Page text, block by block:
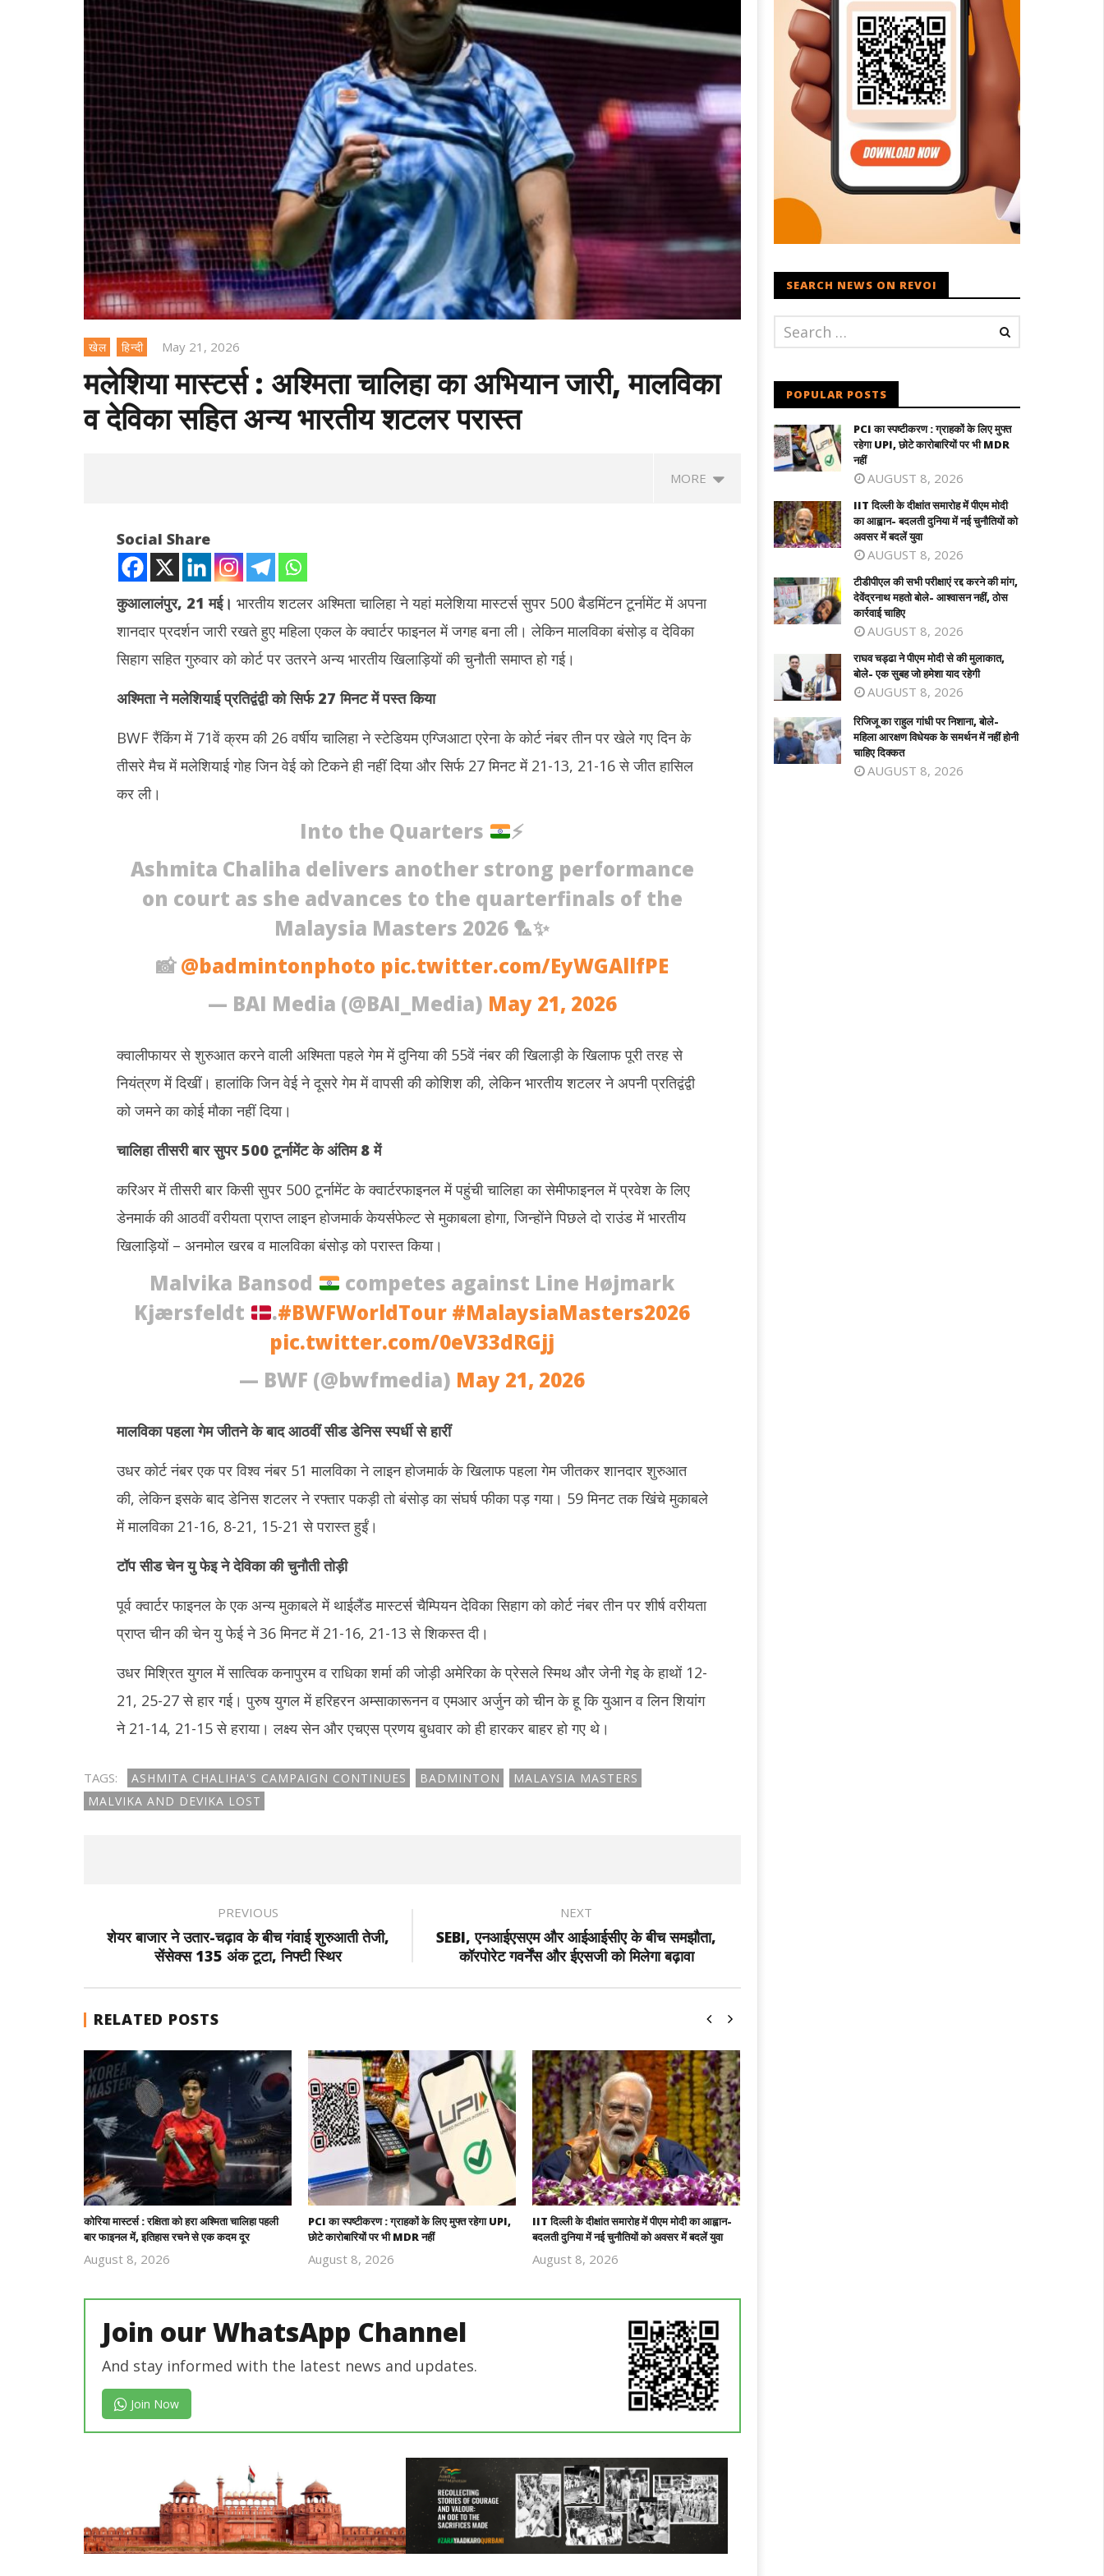
खेल हिन्दी May 21, 2026
मलेशिया मास्टर्स : अश्मिता चालिहा का अभियान जारी, मालविका
व देविका सहित अन्य भारतीय शटलर परास्त
MORE
NOW VIEWING
जारी, मालविका व देविका सहित अन्य भारतीय
May
2026
पहली बार फाइनल में, इतिहास रचने से एक कदम
May
2026
21,
IIT दिल्ली के दीक्षांत समारोह में पीएम मोदी का
आह्वान- बदलती दुनिया में नई चुनौतियों को अवसर
टीडीपीएल की सभी परीक्षाएं रद्द करने की मांग,
देवेंद्रनाथ महतो बोले- आश्वासन नहीं, ठोस
May
2026
Social Share
कुआलालंपुर, 21 मई। भारतीय शटलर अश्मिता चालिहा ने यहां मलेशिया मास्टर्स सुपर 500 बैडमिंटन टूर्नामेंट में अपना
शानदार प्रदर्शन जारी रखते हुए महिला एकल के क्वार्टर फाइनल में जगह बना ली। लेकिन मालविका बंसोड़ व देविका
सिहाग सहित गुरुवार को कोर्ट पर उतरने अन्य भारतीय खिलाड़ियों की चुनौती समाप्त हो गई।
अश्मिता ने मलेशियाई प्रतिद्वंद्वी को सिर्फ 27 मिनट में पस्त किया
BWF रैंकिंग में 71वें क्रम की 26 वर्षीय चालिहा ने स्टेडियम एग्जिआटा एरेना के कोर्ट नंबर तीन पर खेले गए दिन के
तीसरे मैच में मलेशियाई गोह जिन वेई को टिकने ही नहीं दिया और सिर्फ 27 मिनट में 21-13, 21-16 से जीत हासिल
कर ली।
Into the Quarters
⚡
Ashmita Chaliha delivers another strong performance
on court as she advances to the quarterfinals of the
Malaysia Masters 2026 🏸✨
📸@badmintonphoto pic.twitter.com/EyWGAllfPE
— BAI Media (@BAI_Media) May 21, 2026
क्वालीफायर से शुरुआत करने वाली अश्मिता पहले गेम में दुनिया की 55वें नंबर की खिलाड़ी के खिलाफ पूरी तरह से
नियंत्रण में दिखीं। हालांकि जिन वेई ने दूसरे गेम में वापसी की कोशिश की, लेकिन भारतीय शटलर ने अपनी प्रतिद्वंद्वी
को जमने का कोई मौका नहीं दिया।
चालिहा तीसरी बार सुपर 500 टूर्नामेंट के अंतिम 8 में
करिअर में तीसरी बार किसी सुपर 500 टूर्नामेंट के क्वार्टरफाइनल में पहुंची चालिहा का सेमीफाइनल में प्रवेश के लिए
डेनमार्क की आठवीं वरीयता प्राप्त लाइन होजमार्क केयर्सफेल्ट से मुकाबला होगा, जिन्होंने पिछले दो राउंड में भारतीय
खिलाड़ियों – अनमोल खरब व मालविका बंसोड़ को परास्त किया।
Malvika Bansod
competes against Line Højmark
Kjærsfeldt
.#BWFWorldTour #MalaysiaMasters2026
pic.twitter.com/0eV33dRGjj
— BWF (@bwfmedia) May 21, 2026
मालविका पहला गेम जीतने के बाद आठवीं सीड डेनिस स्पर्धी से हारीं
उधर कोर्ट नंबर एक पर विश्व नंबर 51 मालविका ने लाइन होजमार्क के खिलाफ पहला गेम जीतकर शानदार शुरुआत
की, लेकिन इसके बाद डेनिस शटलर ने रफ्तार पकड़ी तो बंसोड़ का संघर्ष फीका पड़ गया। 59 मिनट तक खिंचे मुकाबले
में मालविका 21-16, 8-21, 15-21 से परास्त हुईं।
टॉप सीड चेन यु फेइ ने देविका की चुनौती तोड़ी
पूर्व क्वार्टर फाइनल के एक अन्य मुकाबले में थाईलैंड मास्टर्स चैम्पियन देविका सिहाग को कोर्ट नंबर तीन पर शीर्ष वरीयता
प्राप्त चीन की चेन यु फेई ने 36 मिनट में 21-16, 21-13 से शिकस्त दी।
उधर मिश्रित युगल में सात्विक कनापुरम व राधिका शर्मा की जोड़ी अमेरिका के प्रेसले स्मिथ और जेनी गेइ के हाथों 12-
21, 25-27 से हार गई। पुरुष युगल में हरिहरन अम्साकारूनन व एमआर अर्जुन को चीन के हू कि युआन व लिन शियांग
ने 21-14, 21-15 से हराया। लक्ष्य सेन और एचएस प्रणय बुधवार को ही हारकर बाहर हो गए थे।
TAGS: ASHMITA CHALIHA'S CAMPAIGN CONTINUES BADMINTON
MALAYSIA MASTERS
MALVIKA AND DEVIKA LOST
PREVIOUS
शेयर बाजार ने उतार-चढ़ाव के बीच गंवाई शुरुआती तेजी,
सेंसेक्स 135 अंक टूटा, निफ्टी स्थिर
NEXT
SEBI, एनआईएसएम और आईआईसीए के बीच समझौता,
कॉरपोरेट गवर्नेंस और ईएसजी को मिलेगा बढ़ावा
RELATED POSTS
कोरिया मास्टर्स : रक्षिता को हरा अश्मिता चालिहा पहली
बार फाइनल में, इतिहास रचने से एक कदम दूर
August 8, 2026
PCI का स्पष्टीकरण : ग्राहकों के लिए मुफ्त रहेगा UPI,
छोटे कारोबारियों पर भी MDR नहीं
August 8, 2026
IIT दिल्ली के दीक्षांत समारोह में पीएम मोदी का आह्वान-
बदलती दुनिया में नई चुनौतियों को अवसर में बदलें युवा
August 8, 2026
Join our WhatsApp Channel
And stay informed with the latest news and updates.
Join Now
SEARCH NEWS ON REVOI
POPULAR POSTS
PCI का स्पष्टीकरण : ग्राहकों के लिए मुफ्त
रहेगा UPI, छोटे कारोबारियों पर भी MDR
नहीं
AUGUST 8, 2026
IIT दिल्ली के दीक्षांत समारोह में पीएम मोदी
का आह्वान- बदलती दुनिया में नई चुनौतियों को
अवसर में बदलें युवा
AUGUST 8, 2026
टीडीपीएल की सभी परीक्षाएं रद्द करने की मांग,
देवेंद्रनाथ महतो बोले- आश्वासन नहीं, ठोस
कार्रवाई चाहिए
AUGUST 8, 2026
राघव चड्ढा ने पीएम मोदी से की मुलाकात,
बोले- एक सुबह जो हमेशा याद रहेगी
AUGUST 8, 2026
रिजिजू का राहुल गांधी पर निशाना, बोले-
महिला आरक्षण विधेयक के समर्थन में नहीं होनी
चाहिए दिक्कत
AUGUST 8, 2026